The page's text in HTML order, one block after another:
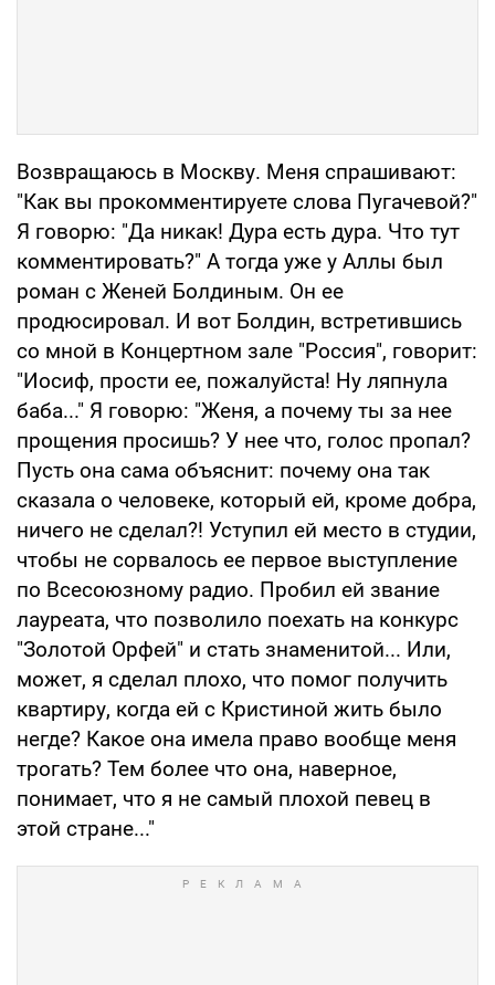
Возвращаюсь в Москву. Меня спрашивают:
"Как вы прокомментируете слова Пугачевой?"
Я говорю: "Да никак! Дура есть дура. Что тут
комментировать?" А тогда уже у Аллы был
роман с Женей Болдиным. Он ее
продюсировал. И вот Болдин, встретившись
со мной в Концертном зале "Россия", говорит:
"Иосиф, прости ее, пожалуйста! Ну ляпнула
баба..." Я говорю: "Женя, а почему ты за нее
прощения просишь? У нее что, голос пропал?
Пусть она сама объяснит: почему она так
сказала о человеке, который ей, кроме добра,
ничего не сделал?! Уступил ей место в студии,
чтобы не сорвалось ее первое выступление
по Всесоюзному радио. Пробил ей звание
лауреата, что позволило поехать на конкурс
"Золотой Орфей" и стать знаменитой... Или,
может, я сделал плохо, что помог получить
квартиру, когда ей с Кристиной жить было
негде? Какое она имела право вообще меня
трогать? Тем более что она, наверное,
понимает, что я не самый плохой певец в
этой стране..."